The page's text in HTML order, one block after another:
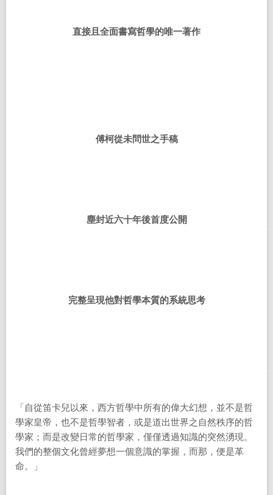
直接且全面書寫哲學的唯一著作
傅柯從未問世之手稿
塵封近六十年後首度公開
完整呈現他對哲學本質的系統思考
「自從笛卡兒以來，西方哲學中所有的偉大幻想，並不是哲
學家皇帝，也不是哲學智者，或是道出世界之自然秩序的哲
學家；而是改變日常的哲學家，僅僅透過知識的突然湧現。
我們的整個文化曾經夢想一個意識的掌握，而那，便是革
命。」